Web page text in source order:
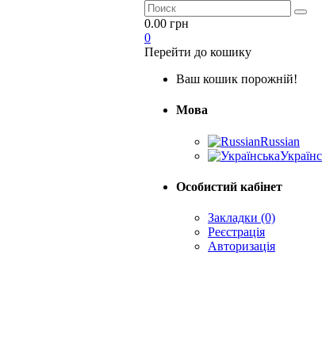
0.00 грн
0
Перейти до кошику
Ваш кошик порожній!
Мова
Russian
Особистий кабінет
Закладки (0)
Реєстрація
Авторизація